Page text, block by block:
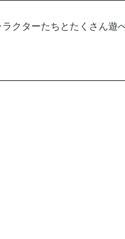
クターたちとたくさん